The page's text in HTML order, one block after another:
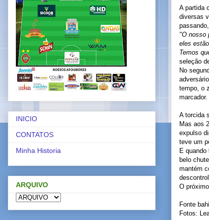
A partida
diversas
"O nosso
eles
Temos
seleção
No
tempo, o
marcador.
A torcida
Mas aos
expulso
teve um
E quando
belo
mantém
O
Fonte
Fotos:
INICIO
CONTATOS
Minha Historia
ARQUIVO